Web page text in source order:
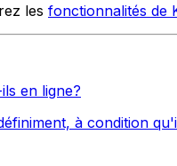
les fonctionnalités de
en ligne?
à condition